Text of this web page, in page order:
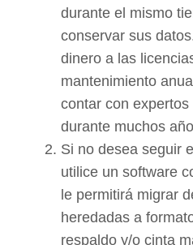
durante el mismo
conservar sus
dinero a las
mantenimiento
contar con
durante muchos
Si no desea seguir
utilice un software
le permitirá migrar
heredadas a
respaldo y/o cinta